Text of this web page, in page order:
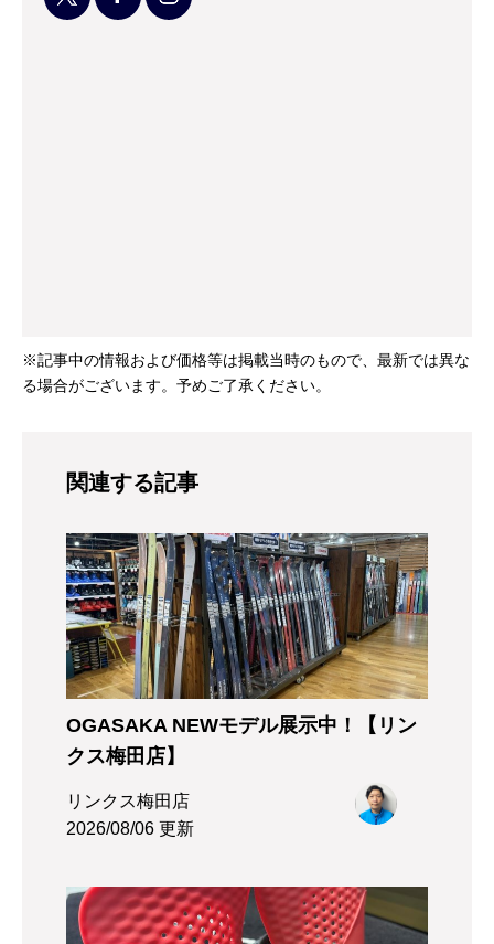
※記事中の情報および価格等は掲載当時のもので、最新では異な
る場合がございます。予めご了承ください。
関連する記事
OGASAKA NEWモデル展示中！【リン
クス梅田店】
リンクス梅田店
2026/08/06 更新